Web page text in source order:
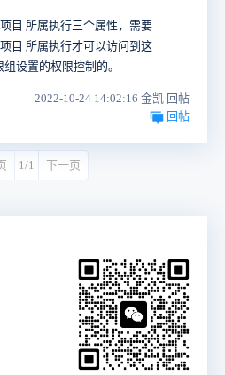
目 所属执行三个属性，需要
目 所属执行才可以访问到这
设置的权限控制的。
2022-10-24 14:02:16 金凯 回帖
回帖
1/1 下一页